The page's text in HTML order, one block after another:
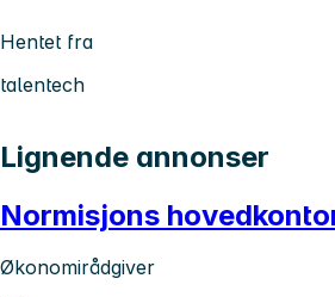
Hentet fra
talentech
Lignende annonser
Normisjons
Økonomirådgiver